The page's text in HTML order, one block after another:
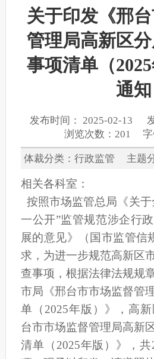
关于印发《邢
管理局高新区
事项清单（
通知
发布时间： 2025-02-13
浏览次数：201 字
体裁分类：行政监管 主
相关各科室：
按照市场监管总局《关于
一公开”监管规范涉企行
展的意见》（国市监管信
求，为进一步规范高新区
查事项，根据法律法规规
市局《邢台市市场监督管
单（2025年版）》，高
台市市场监督管理局高新
清单（2025年版）》，